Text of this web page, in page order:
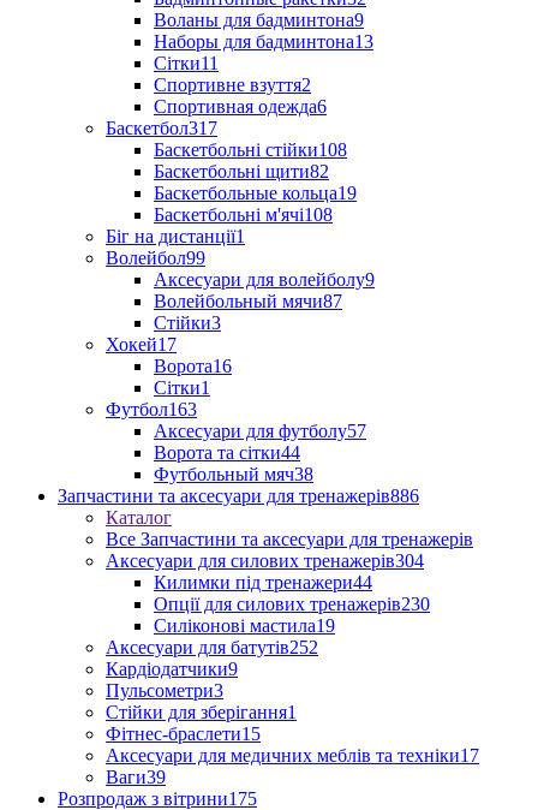
Воланы для бадминтона9
Наборы для бадминтона13
Сітки11
Спортивне взуття2
Спортивная одежда6
Баскетбол317
Баскетбольні стійки108
Баскетбольні щити82
Баскетбольные кольца19
Баскетбольні м'ячі108
Біг на дистанції1
Волейбол99
Аксесуари для волейболу9
Волейбольный мячи87
Стійки3
Хокей17
Ворота16
Сітки1
Футбол163
Аксесуари для футболу57
Ворота та сітки44
Футбольный мяч38
Запчастини та аксесуари для тренажерів886
Каталог
Все Запчастини та аксесуари для тренажерів
Аксесуари для силових тренажерів304
Килимки під тренажери44
Опції для силових тренажерів230
Силіконові мастила19
Аксесуари для батутів252
Кардіодатчики9
Пульсометри3
Стійки для зберігання1
Фітнес-браслети15
Аксесуари для медичних меблів та техніки17
Ваги39
Розпродаж з вітрини175